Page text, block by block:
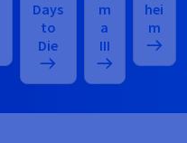
Days
to
Die
m
a
III
hei
m